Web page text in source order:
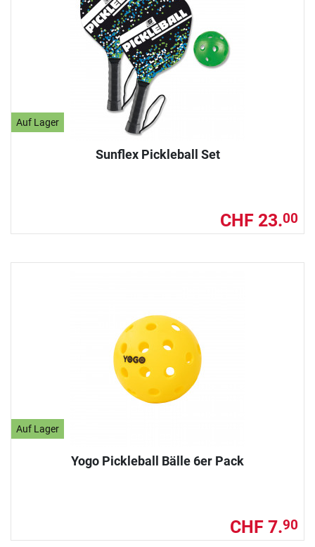
Auf Lager
Sunflex Pickleball Set
CHF 23.00
Auf Lager
Yogo Pickleball Bälle 6er Pack
CHF 7.90